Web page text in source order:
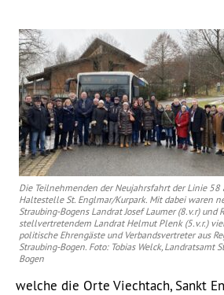
Die Teilnehmenden der Neujahrsfahrt der Linie 58
Haltestelle St. Englmar/Kurpark. Mit dabei waren
Straubing-Bogens Landrat Josef Laumer (8.v.r) und
stellvertretendem Landrat Helmut Plenk (5.v.r.)
politische Ehrengäste und Verbandsvertreter aus
Straubing-Bogen. Foto: Tobias Welck, Landratsamt
Bogen
welche die Orte Viechtach, Sankt